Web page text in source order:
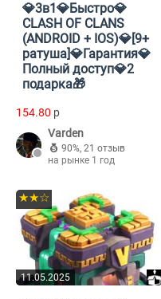
💎3в1💎Быстро💎
CLASH OF CLANS
(ANDROID + IOS)💎[9+
ратуша]💎Гарантия💎
Полный доступ💎2
подарка🎁
154.80 p
Varden
90%, 21 отзыв
на рынке 1 год
11.05.2025
★★☆